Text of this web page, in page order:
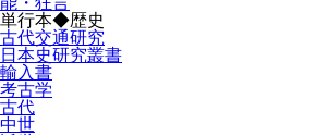
単行本◆歴史
古代交通研究
日本史研究叢書
輸入書
考古学
古代
中世